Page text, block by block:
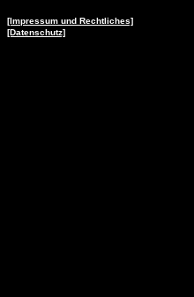
[Impressum und Rechtliches]
[Datenschutz]